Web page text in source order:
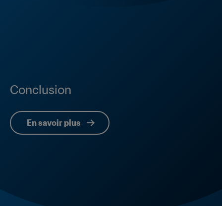
Conclusion
En savoir plus